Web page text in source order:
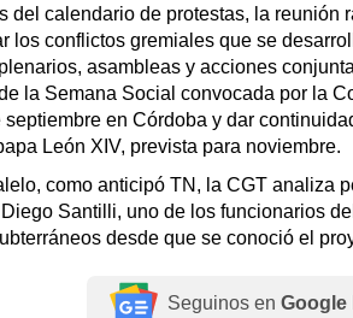
del calendario de protestas, la reunión
los conflictos gremiales que se
asambleas y acciones
la Semana Social convocada por la
septiembre en Córdoba y dar
León XIV, prevista para noviembre.
como anticipó TN, la CGT analiza
Santilli, uno de los funcionarios
desde que se conoció el
Seguinos en Google